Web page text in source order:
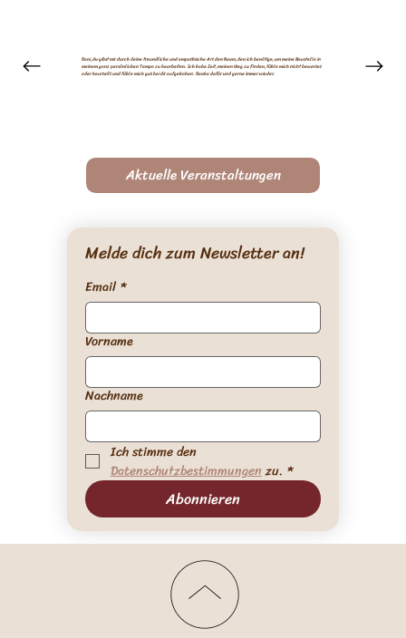
Dani, du gibst mir durch deine freundliche und empathische Art den Raum, den ich benötige, um meine Baustelle in
meinem ganz persönlichen Tempo zu bearbeiten. Ich habe Zeit, meinen Weg zu finden, fühle mich nicht bewertet
oder beurteilt und fühle mich gut bei dir aufgehoben. Danke dafür und gerne immer wieder.
Aktuelle Veranstaltungen
Melde dich zum Newsletter an!
Email *
Vorname
Nachname
Ich stimme den
Datenschutzbestimmungen zu. *
Abonnieren